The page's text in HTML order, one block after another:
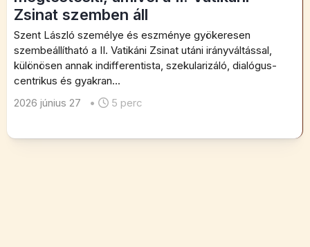
Zsinat szemben áll
Szent László személye és eszménye gyökeresen
szembeállítható a II. Vatikáni Zsinat utáni irányváltással,
különösen annak indifferentista, szekularizáló, dialógus-
centrikus és gyakran...
2026 június 27
• 5 perc